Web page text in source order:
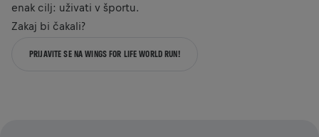
enak cilj: uživati v športu.
Zakaj bi čakali?
PRIJAVITE SE NA WINGS FOR LIFE WORLD RUN!